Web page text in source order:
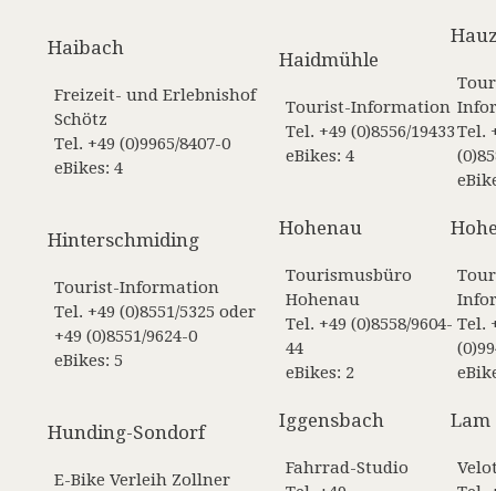
Haibach
Freizeit- und Erlebnishof
Schötz
Tel. +49 (0)9965/8407-0
eBikes: 4
Haidmühle
Tourist-Information
Tel. +49 (0)8556/19433
eBikes: 4
Tel.
Hinterschmiding
Tourist-Information
Tel. +49 (0)8551/5325 oder
+49 (0)8551/9624-0
eBikes: 5
Hohenau
Tourismusbüro
Hohenau
Tel. +49 (0)8558/9604-
44
eBikes: 2
Tel.
Hunding-Sondorf
E-Bike Verleih Zollner
Iggensbach
Fahrrad-Studio
Lam